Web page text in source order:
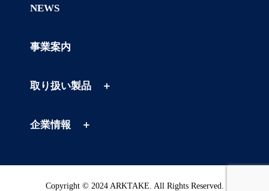
NEWS
事業案内
取り扱い製品 ＋
企業情報 ＋
Copyright © 2024 ARKTAKE. All Rights Reserved.